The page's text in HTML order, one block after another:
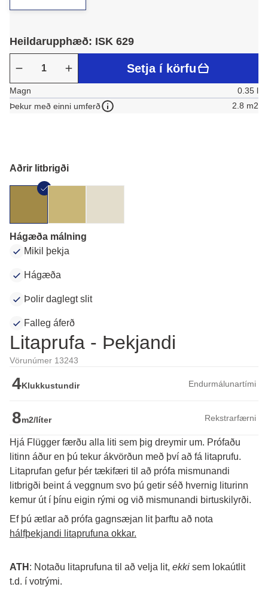
Heildarupphæð: ISK 629
Setja í körfu
Magn
0.35 l
Þekur með einni umferð
2.8 m2
Aðrir litbrigði
Hágæða málning
Mikil þekja
Hágæða
Þolir daglegt slit
Falleg áferð
Litaprufa - Þekjandi
Vörunúmer 13243
4Klukkustundir Endurmálunartími
8m2/líter Rekstrarfærni
Hjá Flügger færðu alla liti sem þig dreymir um. Prófaðu
litinn áður en þú tekur ákvörðun með því að fá litaprufu.
Litaprufan gefur þér tækifæri til að prófa mismunandi
litbrigði beint á veggnum svo þú getir séð hvernig liturinn
kemur út í þínu eigin rými og við mismunandi birtuskilyrði.
hálfþekjandi litaprufuna okkar.
ATH : Notaðu litaprufuna til að velja lit, ekki sem lokaútlit
t.d. í votrými.